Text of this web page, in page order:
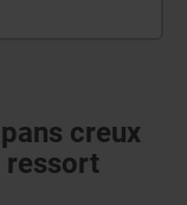
creux
ressort